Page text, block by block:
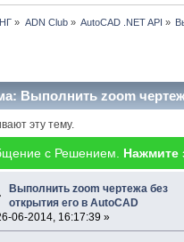
» ADN Club» AutoCAD .NET API »
Выполнить zoom
эту тему.
с Решением. Нажмите
Выполнить zoom чертежа без
открытия его в AutoCAD
06-2014, 16:17:39 »